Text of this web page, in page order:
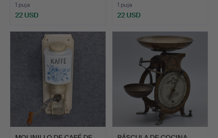
1 puja
22 USD
1 puja
22 USD